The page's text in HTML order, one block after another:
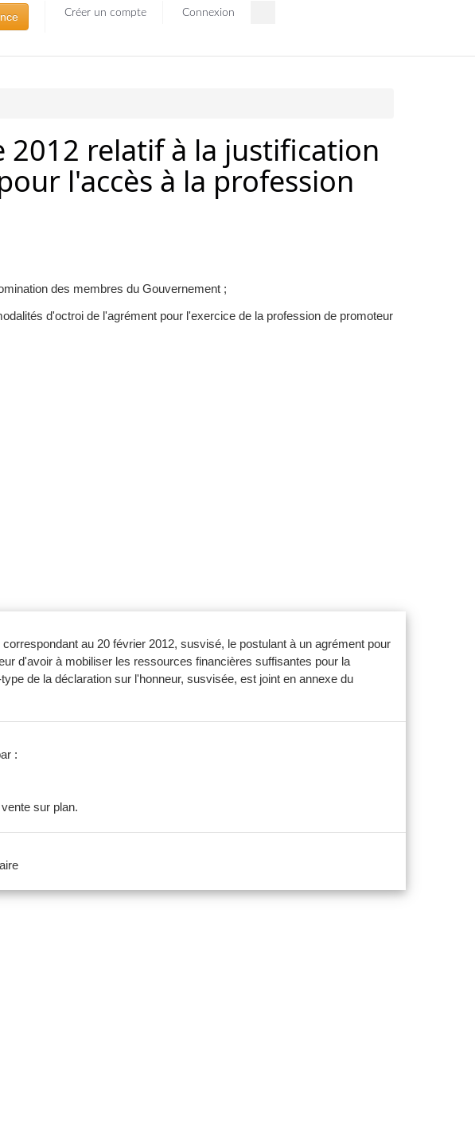
Créer un compte Connexion
relatif à la justification
l'accès à la profession
des membres du Gouvernement ;
d'octroi de l'agrément pour l'exercice de la profession de promoteur
au 20 février 2012, susvisé, le postulant à un agrément pour
d'avoir à mobiliser les ressources financières suffisantes pour la
de la déclaration sur l'honneur, susvisée, est joint en annexe du
:
sur plan.